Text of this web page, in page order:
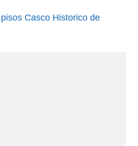
Casco Historico de